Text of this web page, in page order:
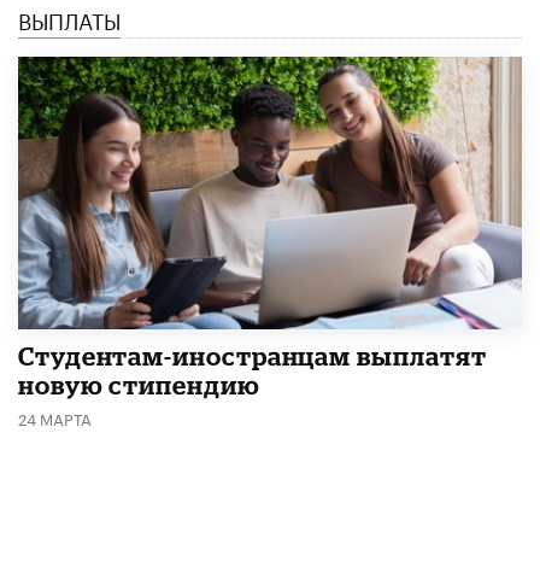
ВЫПЛАТЫ
Студентам-иностранцам выплатят
новую стипендию
24 МАРТА